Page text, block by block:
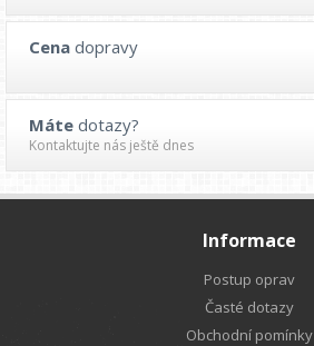
Cena dopravy
Máte dotazy?
Kontaktujte nás ještě dnes
Informace
Postup oprav
Časté dotazy
Obchodní pomínky